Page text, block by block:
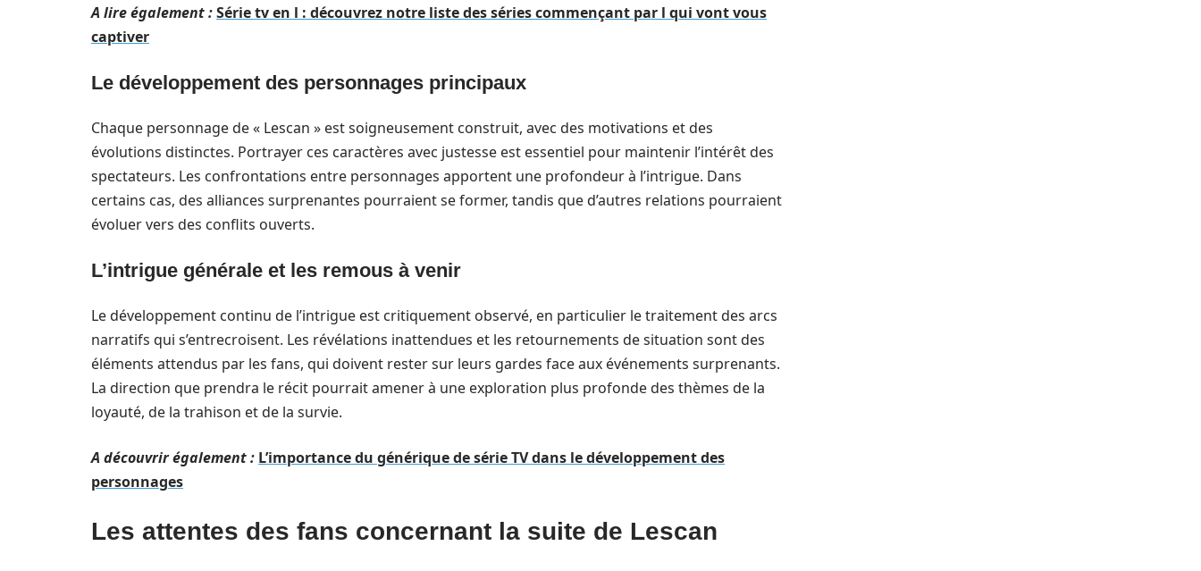
A lire également :Série tv en l : découvrez notre liste des séries commençant par l qui vont vous
captiver
Le développement des personnages principaux
Chaque personnage de « Lescan » est soigneusement construit, avec des motivations et des
évolutions distinctes. Portrayer ces caractères avec justesse est essentiel pour maintenir l’intérêt des
spectateurs. Les confrontations entre personnages apportent une profondeur à l’intrigue. Dans
certains cas, des alliances surprenantes pourraient se former, tandis que d’autres relations pourraient
évoluer vers des conflits ouverts.
L’intrigue générale et les remous à venir
Le développement continu de l’intrigue est critiquement observé, en particulier le traitement des arcs
narratifs qui s’entrecroisent. Les révélations inattendues et les retournements de situation sont des
éléments attendus par les fans, qui doivent rester sur leurs gardes face aux événements surprenants.
La direction que prendra le récit pourrait amener à une exploration plus profonde des thèmes de la
loyauté, de la trahison et de la survie.
A découvrir également : L’importance du générique de série TV dans le développement des
personnages
Les attentes des fans concernant la suite de Lescan